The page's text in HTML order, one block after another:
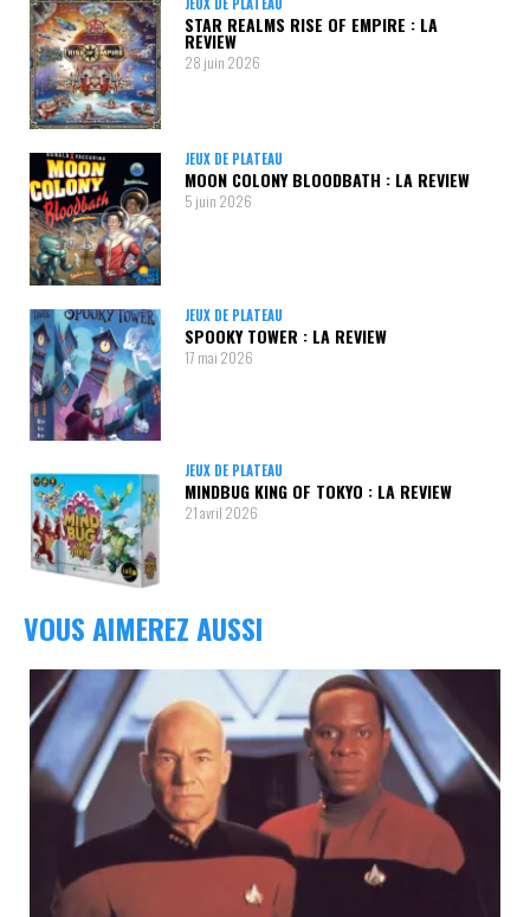
STAR REALMS RISE OF EMPIRE : LA
REVIEW
28 juin 2026
JEUX DE PLATEAU
MOON COLONY BLOODBATH : LA REVIEW
5 juin 2026
JEUX DE PLATEAU
SPOOKY TOWER : LA REVIEW
17 mai 2026
JEUX DE PLATEAU
MINDBUG KING OF TOKYO : LA REVIEW
21 avril 2026
VOUS AIMEREZ AUSSI